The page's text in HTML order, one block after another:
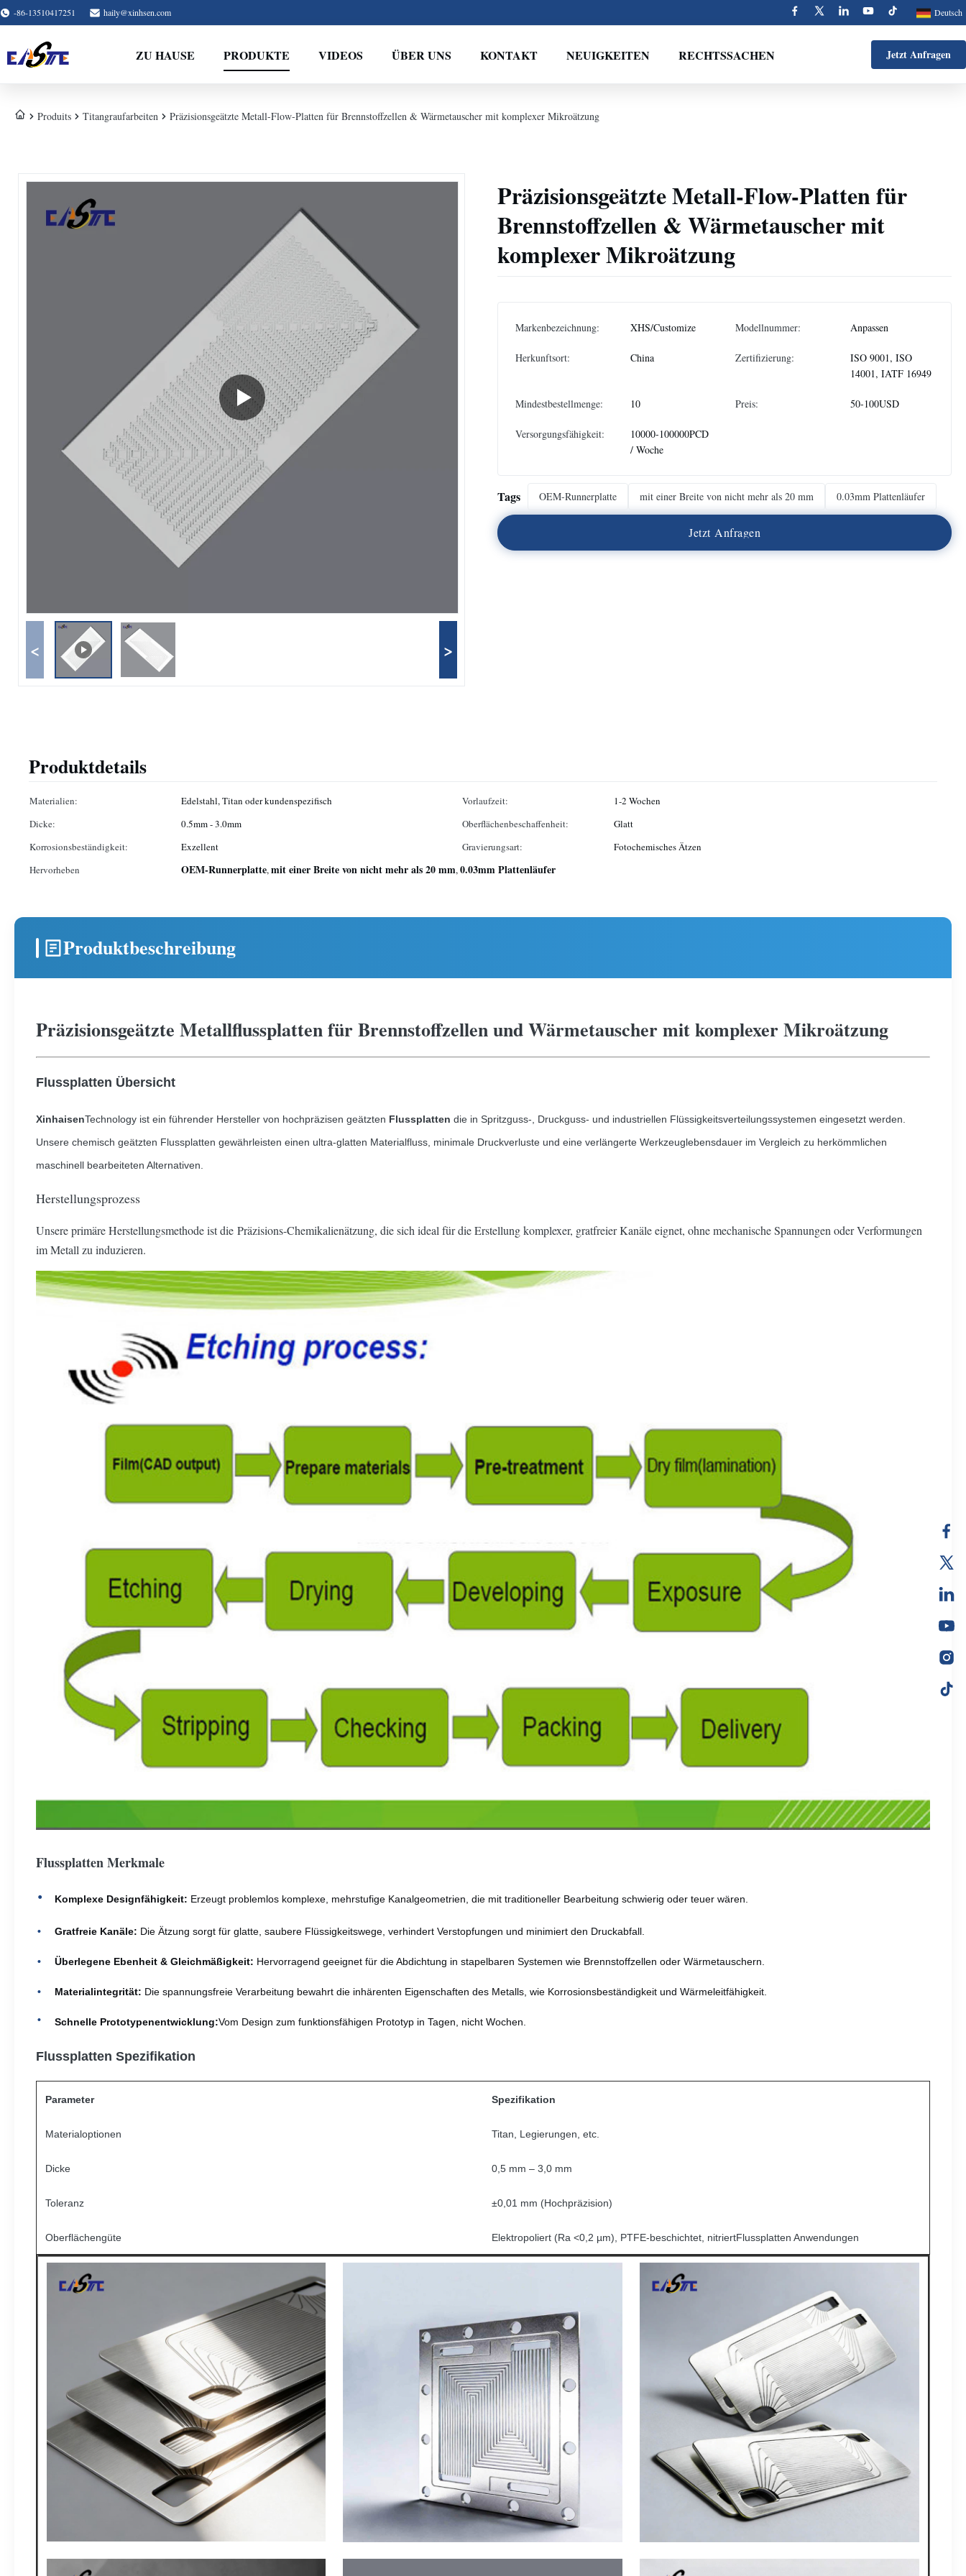
-86-13510417251 haily@xinhsen.com Deutsch
ZU HAUSE PRODUKTE VIDEOS ÜBER UNS KONTAKT NEUIGKEITEN RECHTSSACHEN Jetzt Anfragen
Produits Titangraufarbeiten Präzisionsgeätzte Metall-Flow-Platten für Brennstoffzellen & Wärmetauscher mit komplexer Mikroätzung
< >
Präzisionsgeätzte Metall-Flow-Platten für
Brennstoffzellen & Wärmetauscher mit
komplexer Mikroätzung
Markenbezeichnung: XHS/Customize Modellnummer: Anpassen
Herkunftsort: China Zertifizierung:
ISO 9001, ISO
14001, IATF 16949
Mindestbestellmenge: 10 Preis: 50-100USD
Versorgungsfähigkeit:
10000-100000PCD
/ Woche
Tags OEM-Runnerplatte mit einer Breite von nicht mehr als 20 mm 0.03mm Plattenläufer
Jetzt Anfragen
Produktdetails
Materialien: Edelstahl, Titan oder kundenspezifisch Vorlaufzeit:
1-2 Wochen
Dicke:
0.5mm - 3.0mm Oberflächenbeschaffenheit:
Glatt
Korrosionsbeständigkeit:
Exzellent Gravierungsart:
Fotochemisches Ätzen
Hervorheben
OEM-Runnerplatte,mit einer Breite von nicht mehr als 20 mm,0.03mm Plattenläufer
Produktbeschreibung
Präzisionsgeätzte Metallflussplatten für Brennstoffzellen und Wärmetauscher mit komplexer Mikroätzung
Flussplatten Übersicht
XinhaisenTechnology ist ein führender Hersteller von hochpräzisen geätzten Flussplatten die in Spritzguss-, Druckguss- und industriellen Flüssigkeitsverteilungssystemen eingesetzt werden.
Unsere chemisch geätzten Flussplatten gewährleisten einen ultra-glatten Materialfluss, minimale Druckverluste und eine verlängerte Werkzeuglebensdauer im Vergleich zu herkömmlichen
maschinell bearbeiteten Alternativen.
Herstellungsprozess
Unsere primäre Herstellungsmethode ist die Präzisions-Chemikalienätzung, die sich ideal für die Erstellung komplexer, gratfreier Kanäle eignet, ohne mechanische Spannungen oder Verformungen
im Metall zu induzieren.
Flussplatten Merkmale
Komplexe Designfähigkeit: Erzeugt problemlos komplexe, mehrstufige Kanalgeometrien, die mit traditioneller Bearbeitung schwierig oder teuer wären.
Gratfreie Kanäle: Die Ätzung sorgt für glatte, saubere Flüssigkeitswege, verhindert Verstopfungen und minimiert den Druckabfall.
Überlegene Ebenheit & Gleichmäßigkeit: Hervorragend geeignet für die Abdichtung in stapelbaren Systemen wie Brennstoffzellen oder Wärmetauschern.
Materialintegrität: Die spannungsfreie Verarbeitung bewahrt die inhärenten Eigenschaften des Metalls, wie Korrosionsbeständigkeit und Wärmeleitfähigkeit.
Schnelle Prototypenentwicklung:Vom Design zum funktionsfähigen Prototyp in Tagen, nicht Wochen.
Flussplatten Spezifikation
Parameter Spezifikation
Materialoptionen Titan, Legierungen, etc.
Dicke 0,5 mm – 3,0 mm
Toleranz ±0,01 mm (Hochpräzision)
Oberflächengüte Elektropoliert (Ra <0,2 µm), PTFE-beschichtet, nitriertFlussplatten Anwendungen